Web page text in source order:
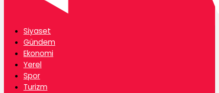
Siyaset
Gündem
Ekonomi
Yerel
Spor
Turizm